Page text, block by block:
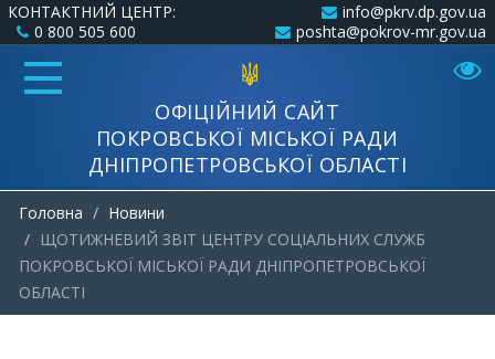
КОНТАКТНИЙ ЦЕНТР:
0 800 505 600
info@pkrv.dp.gov.ua
poshta@pokrov-mr.gov.ua
ОФІЦІЙНИЙ САЙТ
ПОКРОВСЬКОЇ МІСЬКОЇ РАДИ
ДНІПРОПЕТРОВСЬКОЇ ОБЛАСТІ
Головна
Новини
ЩОТИЖНЕВИЙ ЗВІТ ЦЕНТРУ СОЦІАЛЬНИХ СЛУЖБ
ПОКРОВСЬКОЇ МІСЬКОЇ РАДИ ДНІПРОПЕТРОВСЬКОЇ
ОБЛАСТІ